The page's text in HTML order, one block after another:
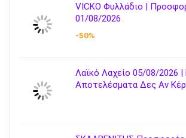
VICKO Φυλλάδιο |
01/08/2026
-50%
Λαϊκό Λαχείο 05/08/2026
Αποτελέσματα Δες Αν